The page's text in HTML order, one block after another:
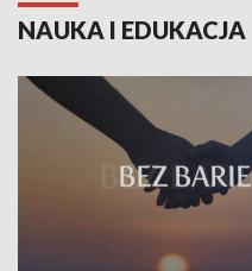
NAUKA I EDUKACJA